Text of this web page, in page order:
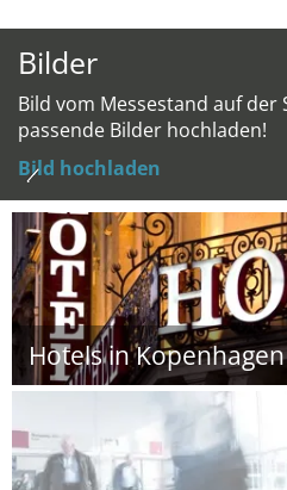
Bilder
Bild vom Messestand auf der
passende Bilder hochladen!
Bild hochladen
Hotels in Kopenhagen